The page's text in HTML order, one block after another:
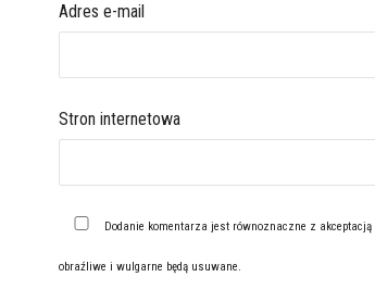
Adres e-mail
Stron internetowa
Dodanie komentarza jest równoznaczne z akceptacją
obraźliwe i wulgarne będą usuwane.